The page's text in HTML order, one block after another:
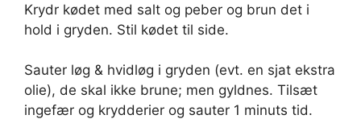
Krydr kødet med salt og peber og brun det i
hold i gryden. Stil kødet til side.
Sauter løg & hvidløg i gryden (evt. en sjat ekstra
olie), de skal ikke brune; men gyldnes. Tilsæt
ingefær og krydderier og sauter 1 minuts tid.